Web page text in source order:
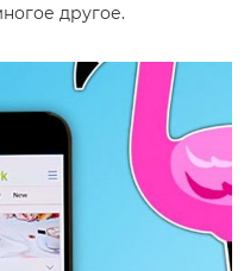
другое.